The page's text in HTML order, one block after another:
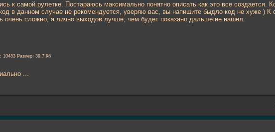
к самой рулетке. Постараюсь максимально понятно описать как это все создается.
в данном случае не рекомендуется, уверяю вас, вы напишите быдло код не хуже )
очень сложно, я лично выходов лучше, чем будет показано дальше не нашел.
...